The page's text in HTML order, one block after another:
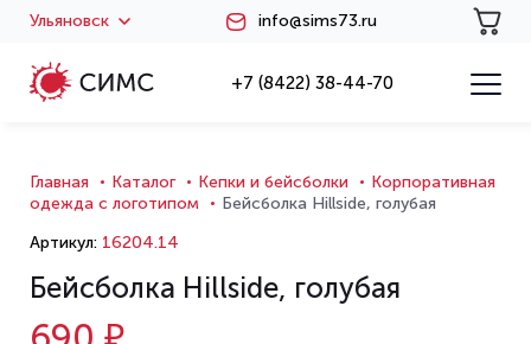
Ульяновск info@sims73.ru
+7 (8422) 38-44-70
Главная Каталог Кепки и бейсболки
Корпоративная
одежда с логотипом
Бейсболка Hillside, голубая
Артикул: 16204.14
Бейсболка Hillside, голубая